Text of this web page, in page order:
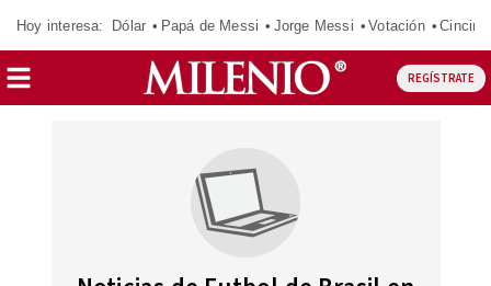
Hoy interesa: Dólar Papá de Messi Jorge Messi Votación
REGÍSTRATE